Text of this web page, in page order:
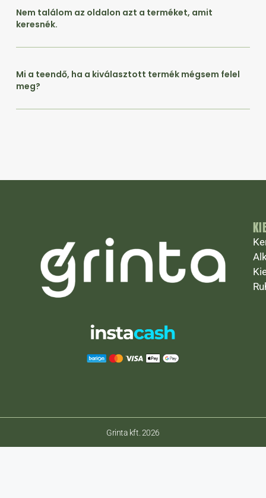
Nem találom az oldalon azt a terméket, amit
keresnék.
Mi a teendő, ha a kiválasztott termék mégsem felel
meg?
Grinta kft. 2026